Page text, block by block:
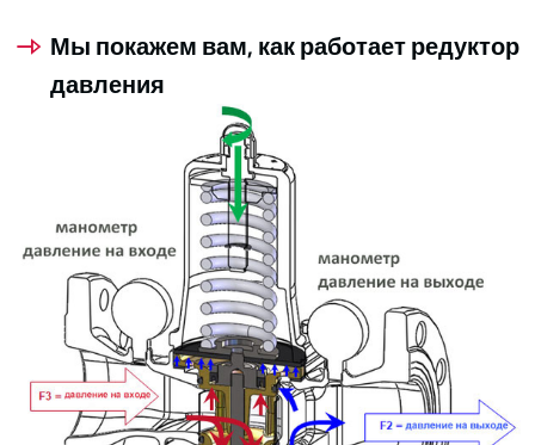
Мы покажем вам, как работает редуктор
давления